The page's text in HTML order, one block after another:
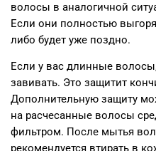
волосы в аналогичной
Если они полностью
либо будет уже поздно.
Если у вас длинные
завивать. Это защитит
Дополнительную защиту
на расчесанные волосы
фильтром. После мытья
рекомендуется втирать в